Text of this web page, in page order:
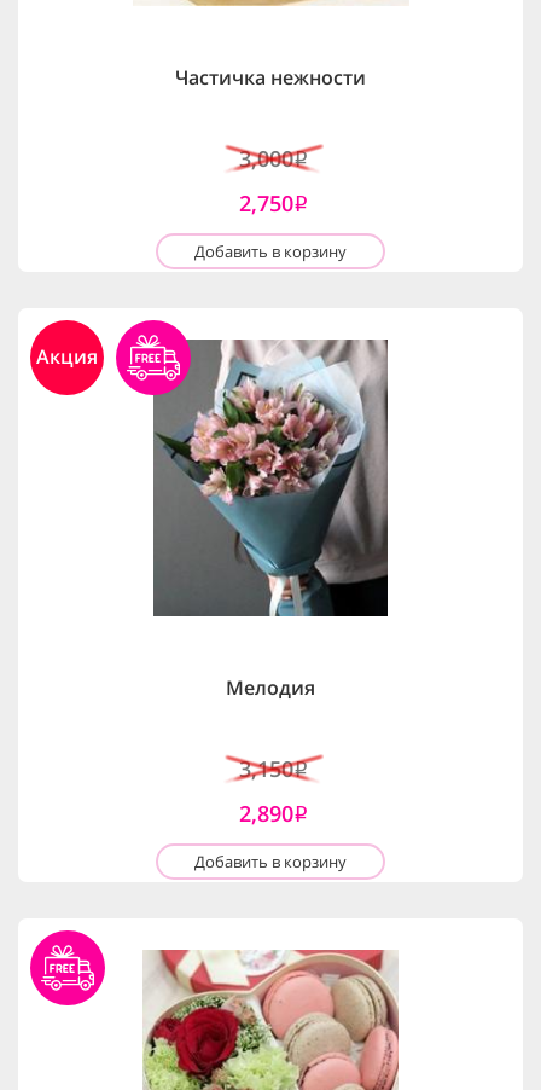
Частичка нежности
3,000i
2,750i
Добавить в корзину
Акция
Мелодия
3,150i
2,890i
Добавить в корзину